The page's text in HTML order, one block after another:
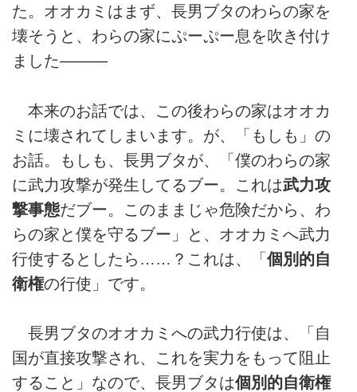
た。オオカミはまず、長男ブタのわらの家を
壊そうと、わらの家にぷーぷー息を吹き付け
ました―――
本来のお話では、この後わらの家はオオカ
ミに壊されてしまいます。が、「もしも」の
お話。もしも、長男ブタが、「僕のわらの家
に武力攻撃が発生してるブー。これは武力攻
撃事態だブー。このままじゃ危険だから、わ
らの家と僕を守るブー」と、オオカミへ武力
行使するとしたら……？これは、「個別的自
衛権の行使」です。
長男ブタのオオカミへの武力行使は、「自
国が直接攻撃され、これを実力をもって阻止
すること」なので、長男ブタは個別的自衛権